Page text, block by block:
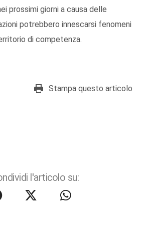
prossimi giorni a causa delle
potrebbero innescarsi fenomeni
di competenza.
Stampa questo articolo
l'articolo su: